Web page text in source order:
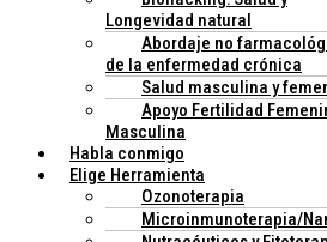
Longevidad natural
Abordaje no
de la enfermedad crónica
Salud masculina y
Apoyo Fertilidad
Masculina
Habla conmigo
Elige Herramienta
Ozonoterapia
Microinmunoterapia/